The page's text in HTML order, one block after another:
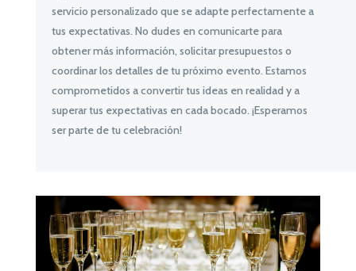
servicio personalizado que se adapte perfectamente a
tus expectativas. No dudes en comunicarte para
obtener más información, solicitar presupuestos o
coordinar los detalles de tu próximo evento. Estamos
comprometidos a convertir tus ideas en realidad y a
superar tus expectativas en cada bocado. ¡Esperamos
ser parte de tu celebración!